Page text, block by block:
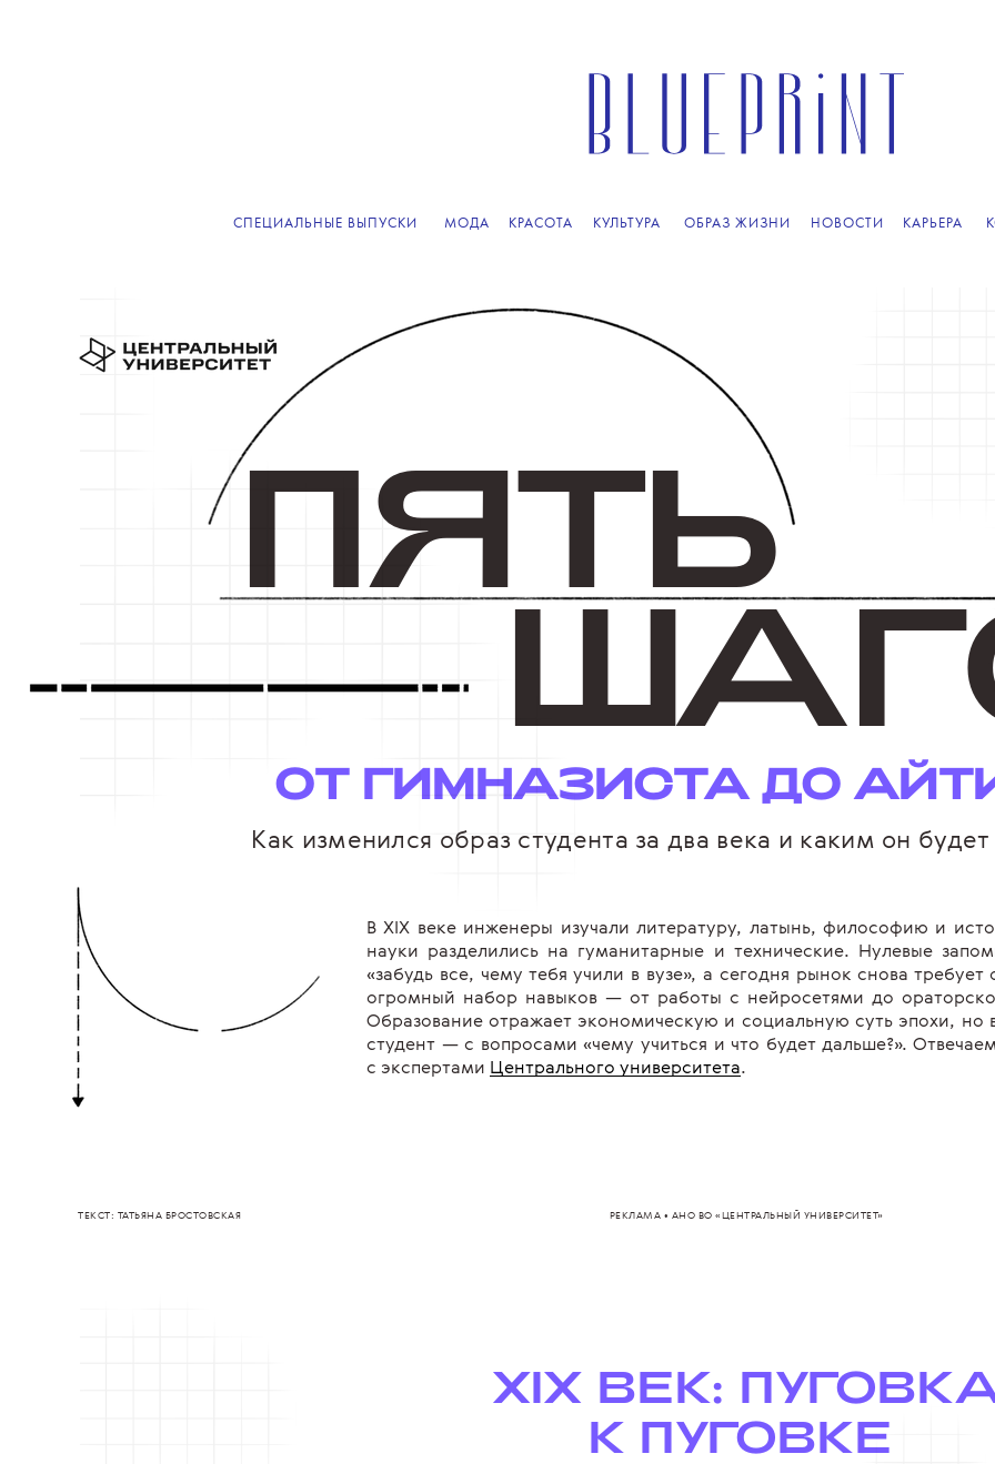
СПЕЦИАЛЬНЫЕ ВЫПУСКИ МОДА КРАСОТА КУЛЬТУРА ОБРАЗ ЖИЗНИ НОВОСТИ КАРЬЕРА
ПЯТЬ
ШАГ
ОТ ГИМНАЗИСТА ДО
Как изменился образ студента за два века и каким он
В XIX веке инженеры изучали литературу, латынь, философию и
науки разделились на гуманитарные и технические. Нулевые
«забудь все, чему тебя учили в вузе», а сегодня рынок снова требует
огромный набор навыков — от работы с нейросетями до
Образование отражает экономическую и социальную суть эпохи, но
студент — с вопросами «чему учиться и что будет дальше?».
с экспертами Центрального университета.
ТЕКСТ: ТАТЬЯНА БРОСТОВСКАЯ РЕКЛАМА • АНО ВО «ЦЕНТРАЛЬНЫЙ УНИВЕРСИТЕТ»
XIX ВЕК:
К ПУГОВКЕ